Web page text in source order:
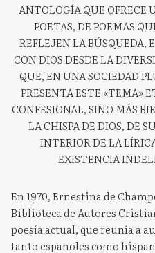
ANTOLOGÍA QUE OFRECE
POETAS, DE POEMAS
REFLEJEN LA BÚSQUEDA,
CON DIOS DESDE LA
QUE, EN UNA SOCIEDAD
PRESENTA ESTE «TEMA»
CONFESIONAL, SINO MÁS
LA CHISPA DE DIOS, DE
INTERIOR DE LA
EXISTENCIA
En 1970, Ernestina de
Biblioteca de Autores
poesía actual, que reunía a
tanto españoles como